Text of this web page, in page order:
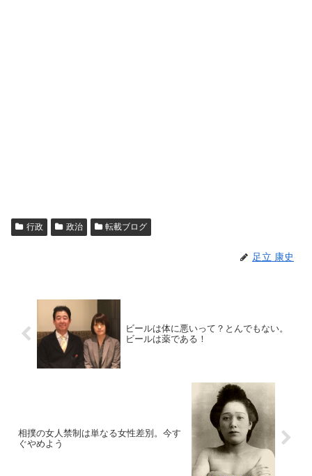
行政 政治 転載ブログ
足立 康史
ビールは体に悪いって？とんでもない。
ビールは薬である！
相撲の女人禁制は単なる女性差別。今す
ぐやめよう